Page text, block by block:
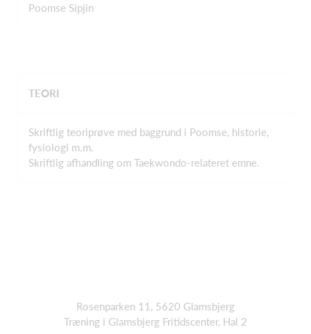
Poomse Sipjin
TEORI
Skriftlig teoriprøve med baggrund i Poomse, historie,
fysiologi m.m.
Skriftlig afhandling om Taekwondo-relateret emne.
Rosenparken 11, 5620 Glamsbjerg
Træning i Glamsbjerg Fritidscenter, Hal 2